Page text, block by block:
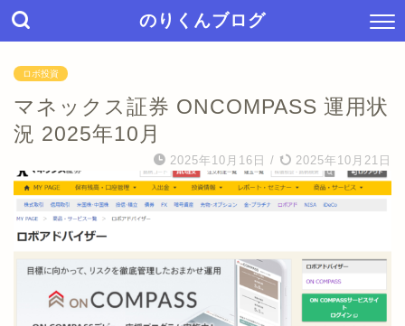
のりくんブログ
ロボ投資
マネックス証券 ONCOMPASS 運用状
況 2025年10月
2025年10月16日 / 2025年10月21日